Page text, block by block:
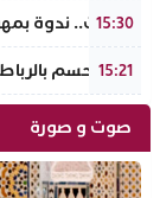
15:30
تافراوت.. ندوة
15:21
سبت الحسم
صوت و صورة